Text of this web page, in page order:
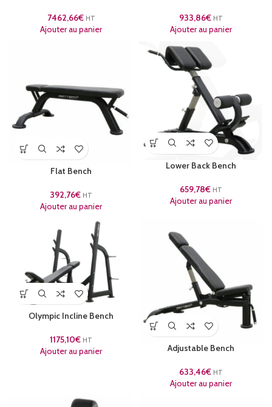
7462,66€ HT
Ajouter au panier
933,86€ HT
Ajouter au panier
Flat Bench
392,76€ HT
Ajouter au panier
Lower Back Bench
659,78€ HT
Ajouter au panier
Olympic Incline Bench
1175,10€ HT
Ajouter au panier Adjustable Bench
633,46€ HT
Ajouter au panier